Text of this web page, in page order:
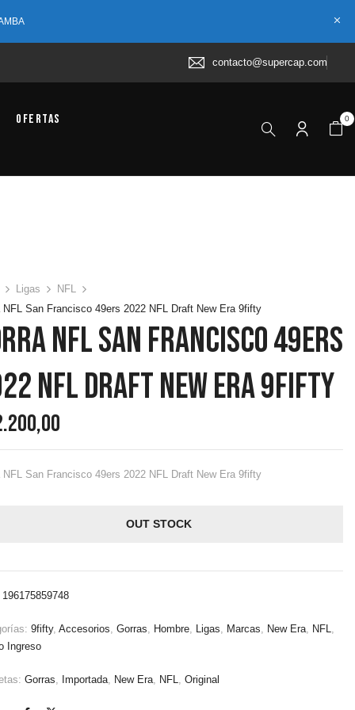
contacto@supercap.com
Ofertas 0
Ligas
NFL
NFL San Francisco 49ers 2022 NFL Draft New Era 9fifty
NFL San Francisco 49ers
NFL Draft New Era 9fifty
NFL San Francisco 49ers 2022 NFL Draft New Era 9fifty
OUT STOCK
196175859748
9fifty, Accesorios Gorras Hombre, Ligas Marcas New Era, NFL
Ingreso
Gorras Importada, New Era, NFL Original